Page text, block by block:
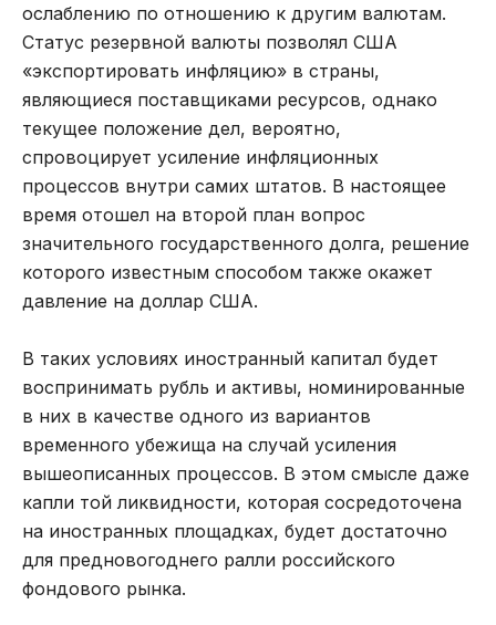
ослаблению по отношению к другим валютам.
Статус резервной валюты позволял США
«экспортировать инфляцию» в страны,
являющиеся поставщиками ресурсов, однако
текущее положение дел, вероятно,
спровоцирует усиление инфляционных
процессов внутри самих штатов. В настоящее
время отошел на второй план вопрос
значительного государственного долга, решение
которого известным способом также окажет
давление на доллар США.
В таких условиях иностранный капитал будет
воспринимать рубль и активы, номинированные
в них в качестве одного из вариантов
временного убежища на случай усиления
вышеописанных процессов. В этом смысле даже
капли той ликвидности, которая сосредоточена
на иностранных площадках, будет достаточно
для предновогоднего ралли российского
фондового рынка.